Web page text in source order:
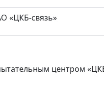
«ЦКБ-связь»
центром